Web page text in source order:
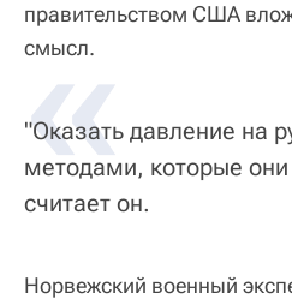
правительством США
смысл.
«
"Оказать давление на
методами, которые
считает он.
Норвежский военный